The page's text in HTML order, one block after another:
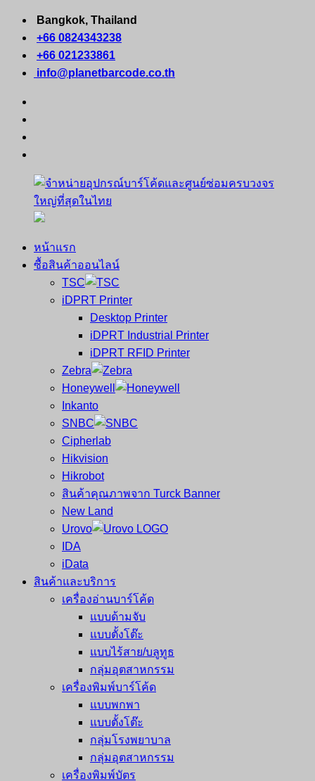
Skip
content
Bangkok, Thailand
+66 0824343238
+66 021233861
info@planetbarcode.co.th
จำหน่าย
คอมพิวเตอร์
หน้าแรก
ซื้อสินค้าออนไลน์
TSC
iDPRT Printer
Desktop Printer
iDPRT Industrial Printer
iDPRT RFID Printer
Zebra
Honeywell
Inkanto
SNBC
Cipherlab
Hikvision
Hikrobot
สินค้าคุณภาพจาก Turck Banner
New Land
Urovo
IDA
iData
สินค้าและบริการ
เครื่องอ่านบาร์โค้ด
แบบด้ามจับ
แบบตั้งโต๊ะ
แบบไร้สาย/บลูทูธ
กลุ่มอุตสาหกรรม
เครื่องพิมพ์บาร์โค้ด
แบบพกพา
แบบตั้งโต๊ะ
กลุ่มโรงพยาบาล
กลุ่มอุตสาหกรรม
เครื่องพิมพ์บัตร